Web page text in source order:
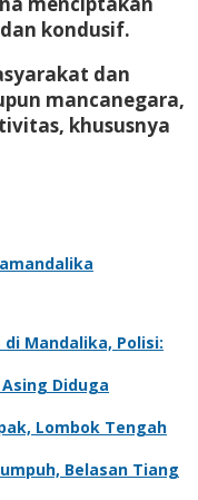
kondusif.
dan
mancanegara,
khususnya
Mandalika, Polisi:
Diduga
Lombok Tengah
Belasan Tiang